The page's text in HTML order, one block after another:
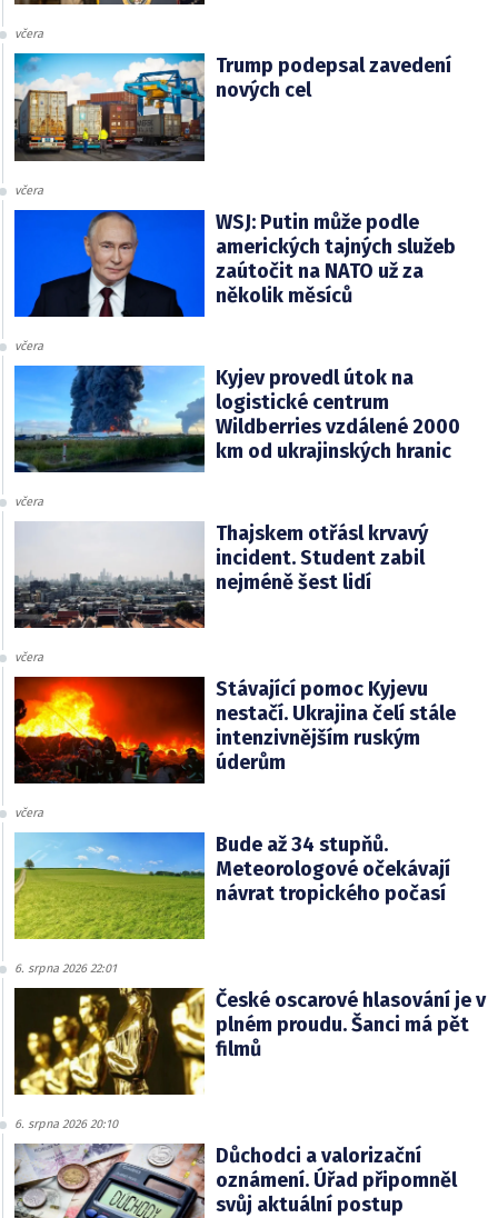
včera
Trump podepsal zavedení
nových cel
včera
WSJ: Putin může podle
amerických tajných služeb
zaútočit na NATO už za
několik měsíců
včera
Kyjev provedl útok na
logistické centrum
Wildberries vzdálené 2000
km od ukrajinských hranic
včera
Thajskem otřásl krvavý
incident. Student zabil
nejméně šest lidí
včera
Stávající pomoc Kyjevu
nestačí. Ukrajina čelí stále
intenzivnějším ruským
úderům
včera
Bude až 34 stupňů.
Meteorologové očekávají
návrat tropického počasí
6. srpna 2026 22:01
České oscarové hlasování je v
plném proudu. Šanci má pět
filmů
6. srpna 2026 20:10
Důchodci a valorizační
oznámení. Úřad připomněl
svůj aktuální postup